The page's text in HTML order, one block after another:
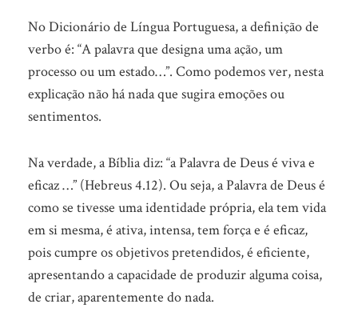
No Dicionário de Língua Portuguesa, a definição de
verbo é: “A palavra que designa uma ação, um
processo ou um estado…”. Como podemos ver, nesta
explicação não há nada que sugira emoções ou
sentimentos.
Na verdade, a Bíblia diz: “a Palavra de Deus é viva e
eficaz …” (Hebreus 4.12). Ou seja, a Palavra de Deus é
como se tivesse uma identidade própria, ela tem vida
em si mesma, é ativa, intensa, tem força e é eficaz,
pois cumpre os objetivos pretendidos, é eficiente,
apresentando a capacidade de produzir alguma coisa,
de criar, aparentemente do nada.